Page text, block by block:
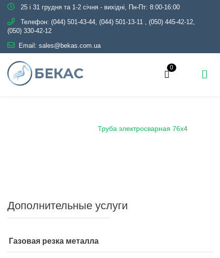
25 і 31 грудня та 1-2 січня - вихідні, Пн-Пт: 8:00-16:00
Телефон: (044) 501-43-44, (044) 501-13-11 , (050) 445-42-12,
(050) 330-42-12
Email: sales@bekas.com.ua
0
Труба электросварная 76х4
Дополнительные услуги
Газовая резка металла